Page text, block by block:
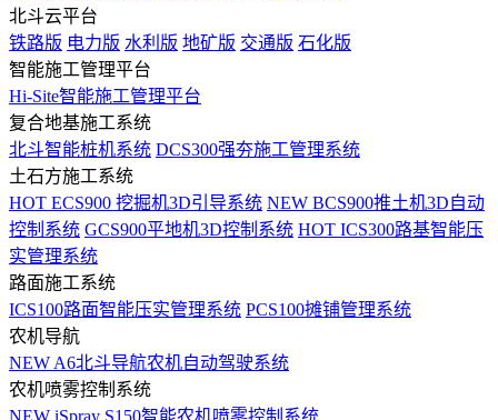
北斗云平台
铁路版 电力版 水利版 地矿版 交通版 石化版
智能施工管理平台
Hi-Site智能施工管理平台
复合地基施工系统
北斗智能桩机系统 DCS300强夯施工管理系统
土石方施工系统
HOT ECS900 挖掘机3D引导系统 NEW BCS900推土机3D自动
控制系统 GCS900平地机3D控制系统 HOT ICS300路基智能压
实管理系统
路面施工系统
ICS100路面智能压实管理系统 PCS100摊铺管理系统
农机导航
NEW A6北斗导航农机自动驾驶系统
农机喷雾控制系统
NEW iSpray S150智能农机喷雾控制系统